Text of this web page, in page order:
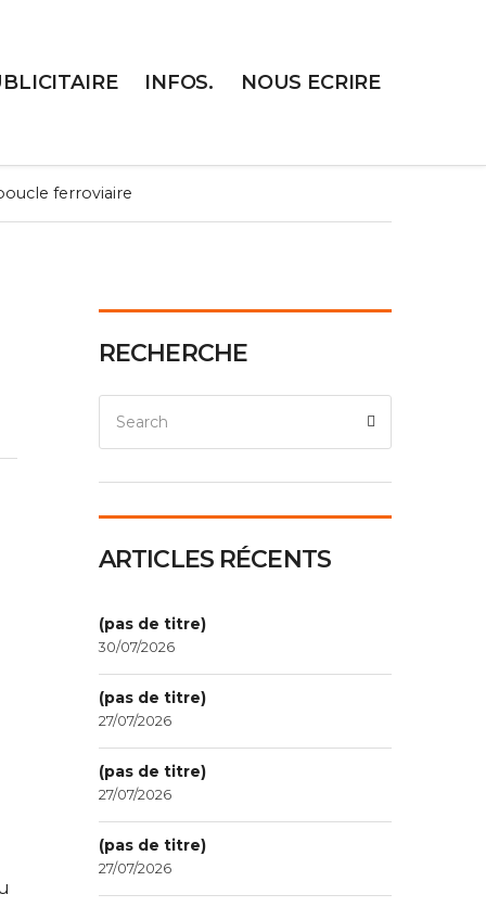
INFOS. NOUS ECRIRE
ferroviaire
RECHERCHE
ARTICLES RÉCENTS
(pas de titre)
30/07/2026
(pas de titre)
27/07/2026
(pas de titre)
27/07/2026
(pas de titre)
27/07/2026